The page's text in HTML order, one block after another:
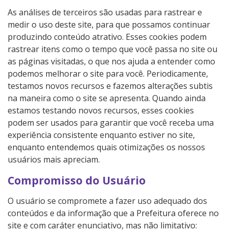
As análises de terceiros são usadas para rastrear e
medir o uso deste site, para que possamos continuar
produzindo conteúdo atrativo. Esses cookies podem
rastrear itens como o tempo que você passa no site ou
as páginas visitadas, o que nos ajuda a entender como
podemos melhorar o site para você. Periodicamente,
testamos novos recursos e fazemos alterações subtis
na maneira como o site se apresenta. Quando ainda
estamos testando novos recursos, esses cookies
podem ser usados ​​para garantir que você receba uma
experiência consistente enquanto estiver no site,
enquanto entendemos quais otimizações os nossos
usuários mais apreciam.
Compromisso do Usuário
O usuário se compromete a fazer uso adequado dos
conteúdos e da informação que a Prefeitura oferece no
site e com caráter enunciativo, mas não limitativo: